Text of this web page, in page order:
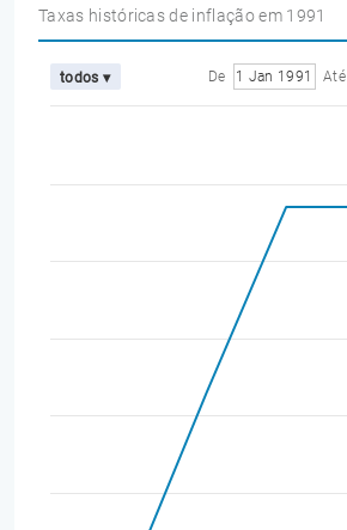
Taxas históricas de inflação em 1991
todos ▾ De 1 Jan 1991 Até